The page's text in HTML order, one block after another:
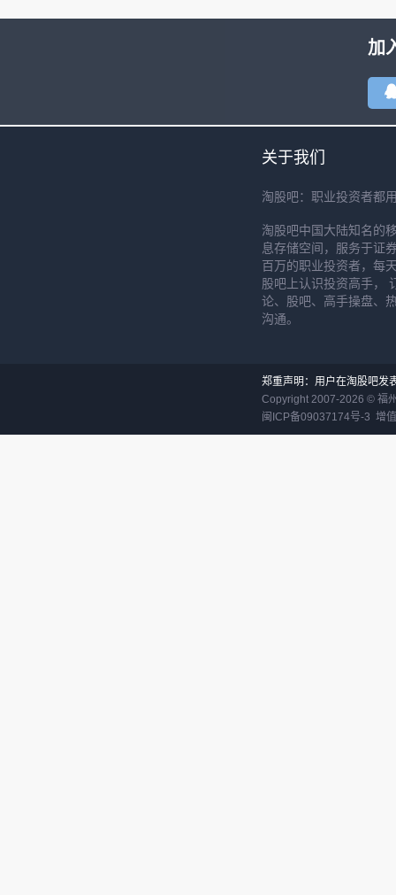
加
关于我们
淘股吧：职业投资者都
淘股吧中国大陆知名的
息存储空间，服务于证
百万的职业投资者，每
股吧上认识投资高手，
论、股吧、高手操盘、
沟通。
郑重声明：用户在淘股吧发
Copyright 2007-2026 © 福
闽ICP备09037174号-3 增